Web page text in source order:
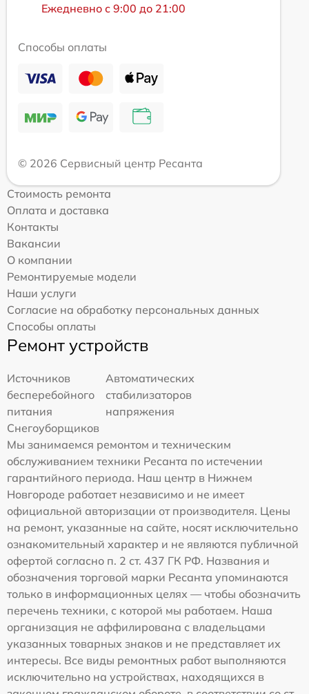
Ежедневно с 9:00 до 21:00
Способы оплаты
© 2026 Сервисный центр Ресанта
Стоимость ремонта
Оплата и доставка
Контакты
Вакансии
О компании
Ремонтируемые модели
Наши услуги
Согласие на обработку персональных данных
Способы оплаты
Ремонт устройств
Источников
бесперебойного
питания
Автоматических
стабилизаторов
напряжения
Снегоуборщиков
Мы занимаемся ремонтом и техническим
обслуживанием техники Ресанта по истечении
гарантийного периода. Наш центр в Нижнем
Новгороде работает независимо и не имеет
официальной авторизации от производителя. Цены
на ремонт, указанные на сайте, носят исключительно
ознакомительный характер и не являются публичной
офертой согласно п. 2 ст. 437 ГК РФ. Названия и
обозначения торговой марки Ресанта упоминаются
только в информационных целях — чтобы обозначить
перечень техники, с которой мы работаем. Наша
организация не аффилирована с владельцами
указанных товарных знаков и не представляет их
интересы. Все виды ремонтных работ выполняются
исключительно на устройствах, находящихся в